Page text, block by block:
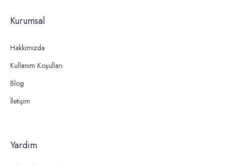
Kurumsal
Hakkımızda
Kullanım Koşulları
Blog
İletişim
Yardım